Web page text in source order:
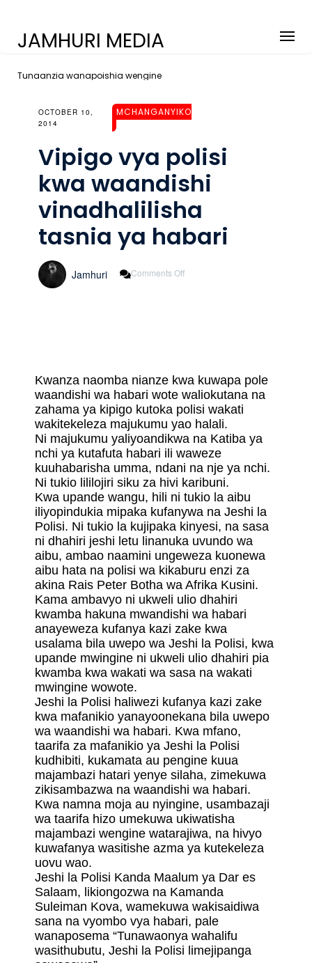
JAMHURI MEDIA
Tunaanzia wanapoishia wengine
OCTOBER 10,
2014
MCHANGANYIKO
Vipigo vya polisi
kwa waandishi
vinadhalilisha
tasnia ya habari
Jamhuri Comments Off
Habari
Kwanza naomba nianze kwa kuwapa pole
waandishi wa habari wote waliokutana na
zahama ya kipigo kutoka polisi wakati
wakitekeleza majukumu yao halali.
Ni majukumu yaliyoandikwa na Katiba ya
nchi ya kutafuta habari ili waweze
kuuhabarisha umma, ndani na nje ya nchi.
Ni tukio lililojiri siku za hivi karibuni.
Kwa upande wangu, hili ni tukio la aibu
iliyopindukia mipaka kufanywa na Jeshi la
Polisi. Ni tukio la kujipaka kinyesi, na sasa
ni dhahiri jeshi letu linanuka uvundo wa
aibu, ambao naamini ungeweza kuonewa
aibu hata na polisi wa kikaburu enzi za
akina Rais Peter Botha wa Afrika Kusini.
Kama ambavyo ni ukweli ulio dhahiri
kwamba hakuna mwandishi wa habari
anayeweza kufanya kazi zake kwa
usalama bila uwepo wa Jeshi la Polisi, kwa
upande mwingine ni ukweli ulio dhahiri pia
kwamba kwa wakati wa sasa na wakati
mwingine wowote.
Jeshi la Polisi haliwezi kufanya kazi zake
kwa mafanikio yanayoonekana bila uwepo
wa waandishi wa habari. Kwa mfano,
taarifa za mafanikio ya Jeshi la Polisi
kudhibiti, kukamata au pengine kuua
majambazi hatari yenye silaha, zimekuwa
zikisambazwa na waandishi wa habari.
Kwa namna moja au nyingine, usambazaji
wa taarifa hizo umekuwa ukiwatisha
majambazi wengine watarajiwa, na hivyo
kuwafanya wasitishe azma ya kutekeleza
uovu wao.
Jeshi la Polisi Kanda Maalum ya Dar es
Salaam, likiongozwa na Kamanda
Suleiman Kova, wamekuwa wakisaidiwa
sana na vyombo vya habari, pale
wanaposema “Tunawaonya wahalifu
wasithubutu, Jeshi la Polisi limejipanga